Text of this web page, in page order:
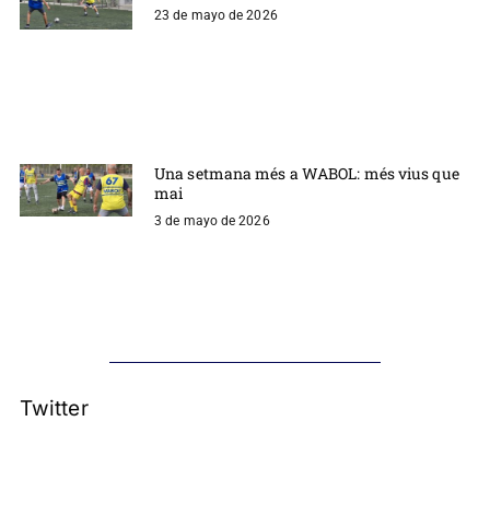
23 de mayo de 2026
Una setmana més a WABOL: més vius que
mai
3 de mayo de 2026
Twitter